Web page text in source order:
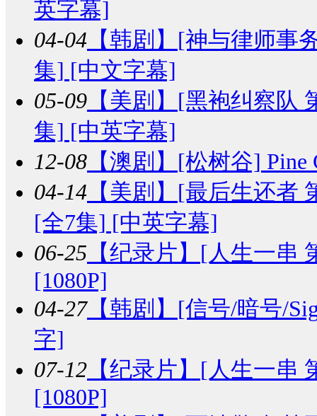
英字幕]
04-04 【韩剧】 [神与律师事
集] [中文字幕]
05-09 【美剧】 [黑袍纠察队
集] [中英字幕]
12-08 【澳剧】 [松树谷] Pine
04-14 【美剧】 [最后生还者
[全7集] [中英字幕]
06-25 【纪录片】 [人生一串
[1080P]
04-27【韩剧】 [信号/暗号/
字]
07-12 【纪录片】 [人生一串
[1080P]